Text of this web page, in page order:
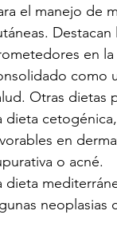
el manejo de
en
como
Otras dietas
dieta
en
o acné.
dieta
neoplasias